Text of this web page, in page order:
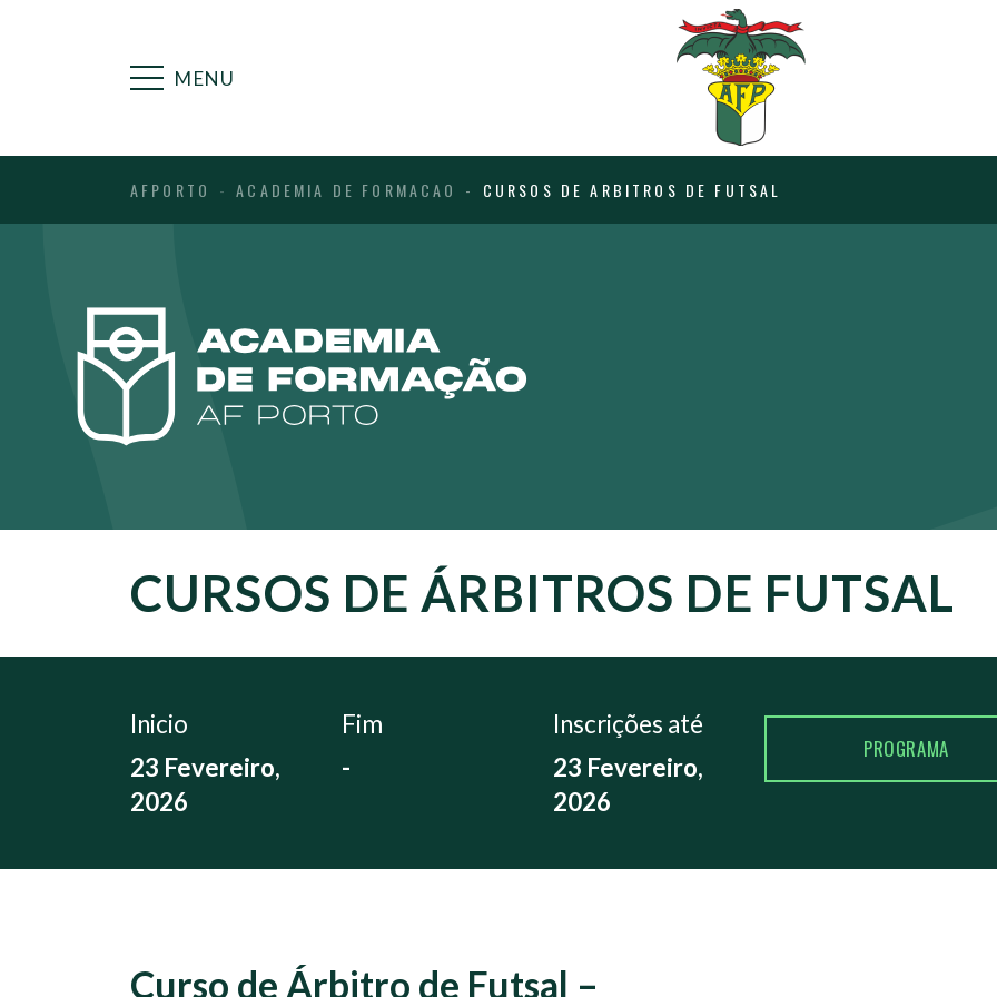
MENU
AFPORTO ACADEMIA DE FORMACAO CURSOS DE ARBITROS DE FUTSAL
CURSOS DE ÁRBITROS DE FUTSAL
Inicio
23 Fevereiro,
2026
Fim
-
Inscrições até
23 Fevereiro,
2026
PROGRAMA
Curso de Árbitro de Futsal –